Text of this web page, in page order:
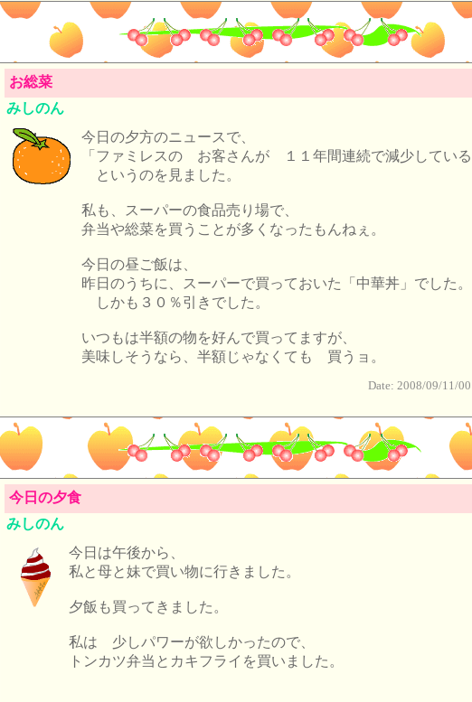
お総菜
みしのん
今日の夕方のニュースで、
「ファミレスの お客さんが １１年間連続で減少してい
というのを見ました。
私も、スーパーの食品売り場で、
弁当や総菜を買うことが多くなったもんねぇ。
今日の昼ご飯は、
昨日のうちに、スーパーで買っておいた「中華丼」でした。
しかも３０％引きでした。
いつもは半額の物を好んで買ってますが、
美味しそうなら、半額じゃなくても 買うョ。
Date: 2008/09/11/
今日の夕食
みしのん
今日は午後から、
私と母と妹で買い物に行きました。
夕飯も買ってきました。
私は 少しパワーが欲しかったので、
トンカツ弁当とカキフライを買いました。